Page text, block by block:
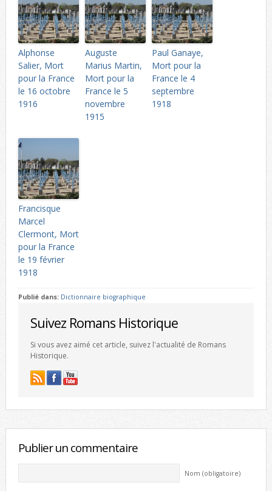
Alphonse
Salier, Mort
pour la France
le 16 octobre
1916
Auguste
Marius Martin,
Mort pour la
France le 5
novembre
1915
Paul Ganaye,
Mort pour la
France le 4
septembre
1918
Francisque
Marcel
Clermont, Mort
pour la France
le 19 février
1918
Publié dans: Dictionnaire biographique
Suivez Romans Historique
Si vous avez aimé cet article, suivez l'actualité de Romans
Historique.
Publier un commentaire
Nom (obligatoire)